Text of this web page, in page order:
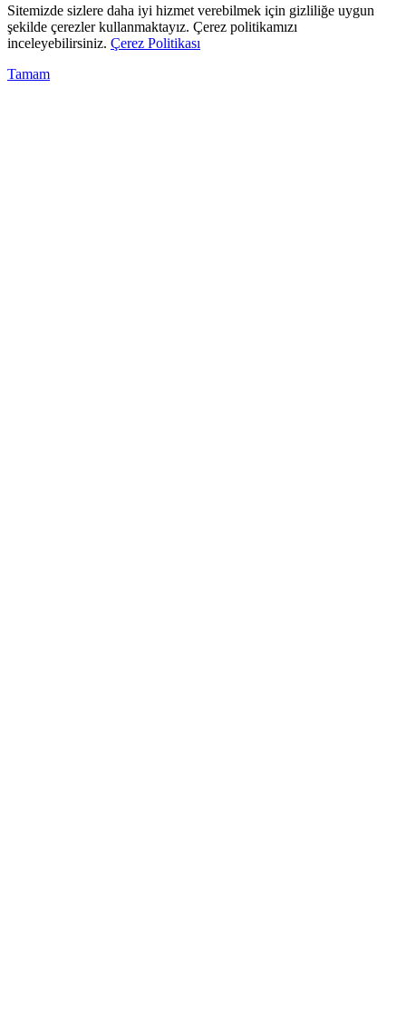
Sitemizde sizlere daha iyi hizmet verebilmek için gizliliğe uygun
şekilde çerezler kullanmaktayız. Çerez politikamızı
inceleyebilirsiniz. Çerez Politikası
Tamam